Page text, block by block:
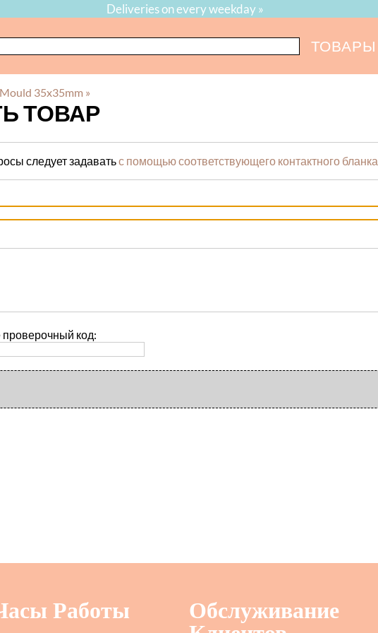
Deliveries on every weekday »
ТОВАРЫ
35x35mm ‪»
ТОВАР
следует задаватьс помощью соответствующего контактного бланка
код:
Работы Обслуживание